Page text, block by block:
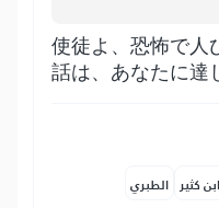
使徒よ、恐怖で人
話は、あなたに達
ابن كثير الطبري